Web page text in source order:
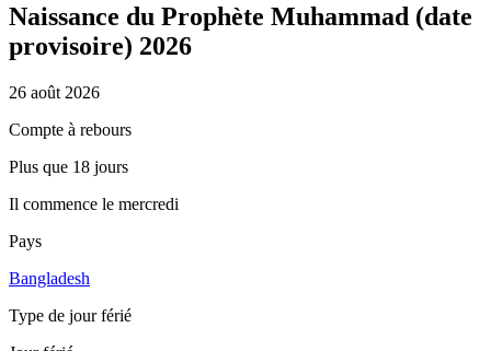
Naissance du Prophète Muhammad (date
provisoire) 2026
26 août 2026
Compte à rebours
Plus que 18 jours
Il commence le mercredi
Pays
Bangladesh
Type de jour férié